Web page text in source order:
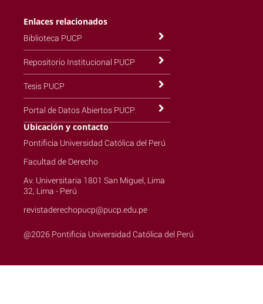
Enlaces relacionados
Biblioteca PUCP
Repositorio Institucional PUCP
Tesis PUCP
Portal de Datos Abiertos PUCP
Ubicación y contacto
Pontificia Universidad Católica del Perú
Facultad de Derecho
Av. Universitaria 1801 San Miguel, Lima
32, Lima - Perú
revistaderechopucp@pucp.edu.pe
@2026 Pontificia Universidad Católica del Perú